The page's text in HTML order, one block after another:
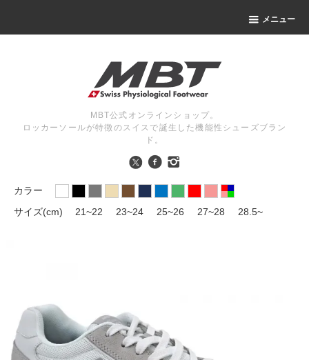
メニュー
MBT公式オンラインショップ。
ロッカーソールが特徴のスイスで誕生した機能性シューズブラン
ド。
カラー
サイズ(cm)
21~22 23~24 25~26 27~28 28.5~